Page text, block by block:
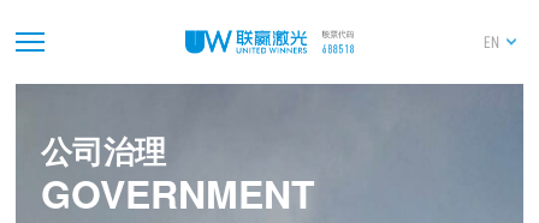
EN
公司治理
GOVERNMENT